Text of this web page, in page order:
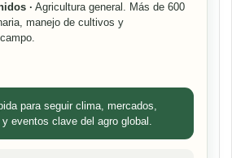
· Agricultura general. Más de 600
manejo de cultivos y
para seguir clima, mercados,
eventos clave del agro global.